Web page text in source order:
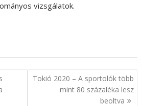
vizsgálatok.
Tokió 2020 – A sportolók több
mint 80 százaléka lesz
beoltva